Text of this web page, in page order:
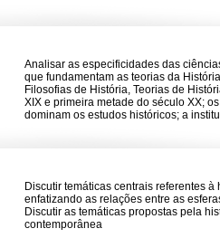
Analisar as especificidades das
que fundamentam as teorias da
Filosofias de História, Teorias de
XIX e primeira metade do século XX;
dominam os estudos históricos; a
Discutir temáticas centrais referentes
enfatizando as relações entre as
Discutir as temáticas propostas pela
contemporânea